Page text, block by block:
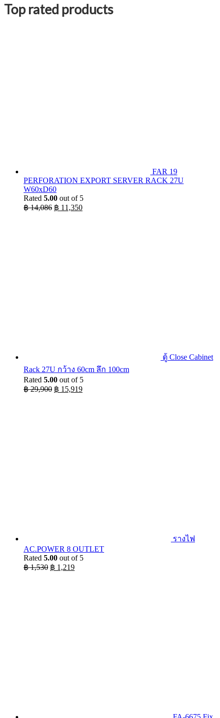
Top rated products
FAR 19
PERFORATION EXPORT SERVER RACK 27U
W60xD60
Rated 5.00 out of 5
฿14,086 Original
฿ 11,350Current
ตู้ Close Cabinet
Rack 27U กว้าง 60cm ลึก 100cm
Rated 5.00 out of 5
฿29,900 Original
฿ 15,919Current
รางไฟ
AC.POWER 8 OUTLET
Rated 5.00 out of 5
฿1,530 Original
฿ 1,219Current